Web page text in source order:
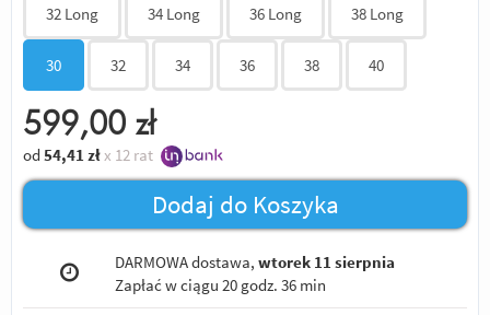
32 Long 34 Long 36 Long 38 Long
30 32 34 36 38 40
599,00 zł
od 54,41 zł x 12 rat
Dodaj do Koszyka
DARMOWA dostawa,wtorek 11 sierpnia
Zapłać w ciągu20 godz. 36 min